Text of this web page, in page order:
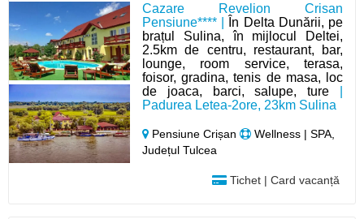
Cazare Revelion Crisan
Pensiune**** |
În Delta Dunării, pe
brațul Sulina, în mijlocul Deltei,
2.5km de centru, restaurant, bar,
lounge, room service, terasa,
foisor, gradina, tenis de masa, loc
de joaca, barci, salupe, ture
Padurea Letea-2ore, 23km Sulina
Pensiune Crișan
Wellness | SPA,
Județul Tulcea
Tichet | Card vacanță